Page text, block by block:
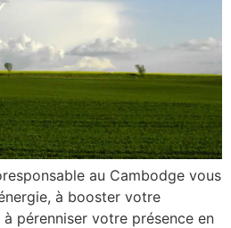
au Cambodge vous
à booster votre
pérenniser votre présence en